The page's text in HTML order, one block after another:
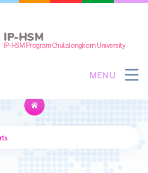
IP-HSM
IP-HSM Program Chulalongkorn University
MENU